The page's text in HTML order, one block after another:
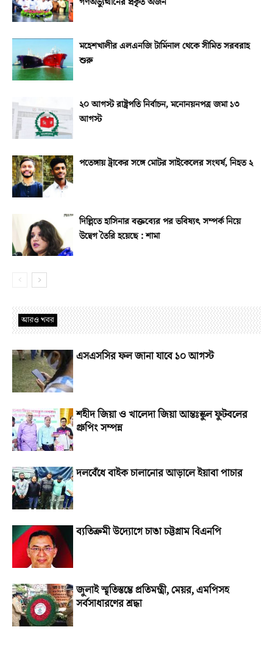
মহেশখালীর এলএনজি টার্মিনাল থেকে সীমিত সরবরাহ
শুরু
২০ আগস্ট রাষ্ট্রপতি নির্বাচন, মনোনয়নপত্র জমা ১৩
আগস্ট
পতেঙ্গায় ট্রাকের সঙ্গে মোটর সাইকেলের সংঘর্ষ, নিহত ২
দিল্লিতে হাসিনার বক্তব্যের পর ভবিষ্যৎ সম্পর্ক নিয়ে
উদ্বেগ তৈরি হয়েছে : শামা
আরও খবর
এসএসসির ফল জানা যাবে ১০ আগস্ট
শহীদ জিয়া ও খালেদা জিয়া আন্তঃস্কুল ফুটবলের
গ্রুপিং সম্পন্ন
দলবেঁধে বাইক চালানোর আড়ালে ইয়াবা পাচার
ব্যতিক্রমী উদ্যোগে চাঙা চট্টগ্রাম বিএনপি
জুলাই স্মৃতিস্তম্ভে প্রতিমন্ত্রী, মেয়র, এমপিসহ
সর্বসাধারণের শ্রদ্ধা